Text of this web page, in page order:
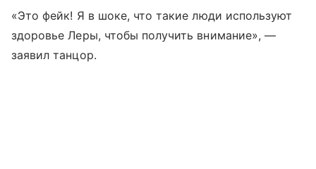
«Это фейк! Я в шоке, что такие люди используют
здоровье Леры, чтобы получить внимание», —
заявил танцор.